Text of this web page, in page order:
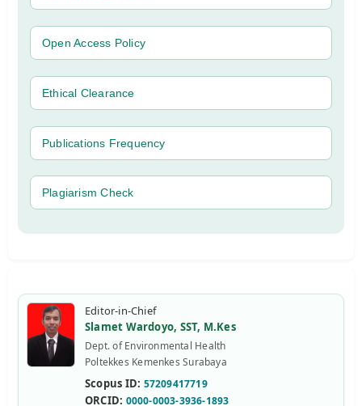
Open Access Policy
Ethical Clearance
Publications Frequency
Plagiarism Check
Editor-in-Chief
Slamet Wardoyo, SST, M.Kes
Dept. of Environmental Health
Poltekkes Kemenkes Surabaya
Scopus ID: 57209417719
ORCID: 0000-0003-3936-1893